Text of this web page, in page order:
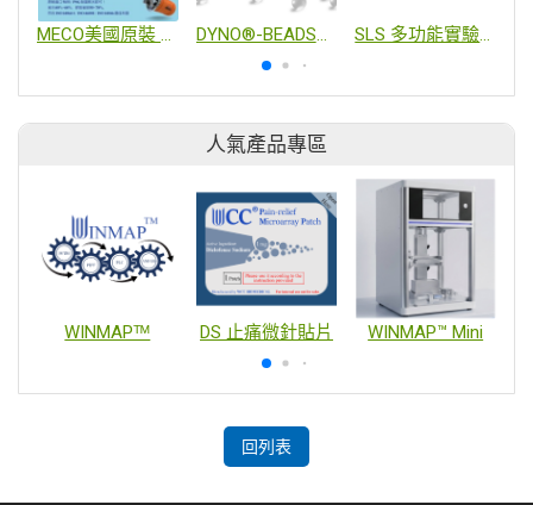
MECO美國原裝 變頻熱壓式 注射用水產生器 DYNO®-BEADS_Type G 研磨珠 SLS 多功能實驗型粉碎整粒解聚篩分設備
人氣產品專區
WINMAPᵀᴹ DS 止痛微針貼片 WINMAP™ Mini
回列表